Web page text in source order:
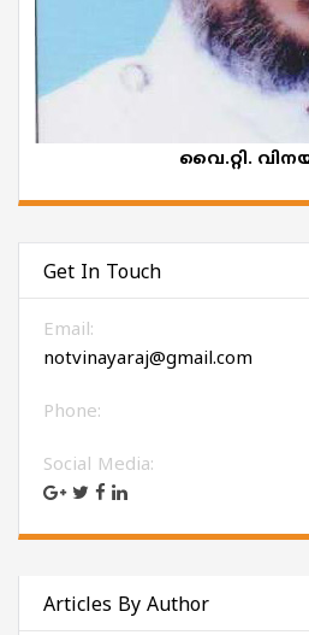
വൈ.റ്റി.
Get In Touch
Email:
notvinayaraj@gmail.com
Phone:
Social Media:
Articles By Author